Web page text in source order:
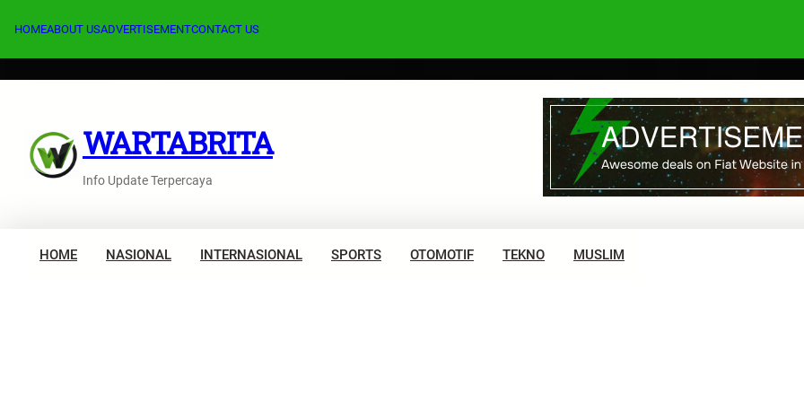
HOMEABOUT USADVERTISEMENTCONTACT US
WARTABRITA
Info Update Terpercaya
HOME NASIONAL INTERNASIONAL SPORTS OTOMOTIF TEKNO MUSLIM